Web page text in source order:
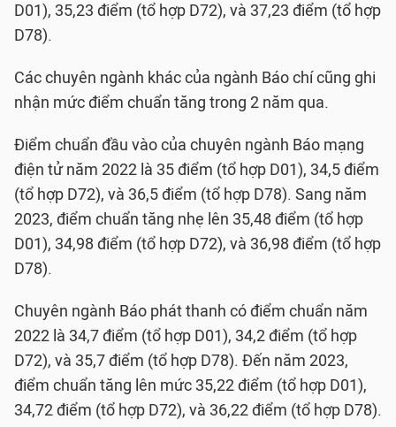
D01), 35,23 điểm (tổ hợp D72), và 37,23 điểm (tổ hợp
D78).
Các chuyên ngành khác của ngành Báo chí cũng ghi
nhận mức điểm chuẩn tăng trong 2 năm qua.
Điểm chuẩn đầu vào của chuyên ngành Báo mạng
điện tử năm 2022 là 35 điểm (tổ hợp D01), 34,5 điểm
(tổ hợp D72), và 36,5 điểm (tổ hợp D78). Sang năm
2023, điểm chuẩn tăng nhẹ lên 35,48 điểm (tổ hợp
D01), 34,98 điểm (tổ hợp D72), và 36,98 điểm (tổ hợp
D78).
Chuyên ngành Báo phát thanh có điểm chuẩn năm
2022 là 34,7 điểm (tổ hợp D01), 34,2 điểm (tổ hợp
D72), và 35,7 điểm (tổ hợp D78). Đến năm 2023,
điểm chuẩn tăng lên mức 35,22 điểm (tổ hợp D01),
34,72 điểm (tổ hợp D72), và 36,22 điểm (tổ hợp D78).